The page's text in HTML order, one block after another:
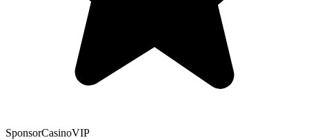
SponsorCasinoVIP